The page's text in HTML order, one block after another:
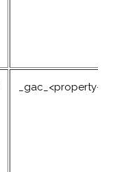
_gac_<property-id>